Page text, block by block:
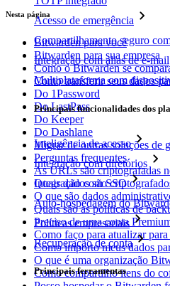
Acesso de emergência
Compartilhamento seguro
Integração com alias de e-mail
Multiplataforma com
Principais funcionalidades dos
Inteligência de acesso
Integração com diretórios
Integração com SSO
Auto-hospedagem do
Políticas empresariais
Recuperação de conta
Principais ferramentas
Nesta página
Bitwarden para você
Bitwarden para sua empresa
Como o Bitwarden se
Como transferir seus dados
Do 1Password
Do LastPass
Do Keeper
Do Dashlane
Migrar de outras soluções de
Perguntas frequentes
As URLs são criptografadas
Quais dados são
O que são dados
Quais são as políticas de
Preciso de uma conta
Como faço para atualizar
Como importo meus dados
O que é uma organização
Como compartilho itens do